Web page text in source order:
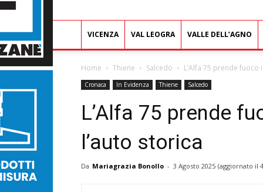
VICENZA VAL LEOGRA VALLE DELL’AGNO
Home Thiene Salcedo L’Alfa 75 prende
Cronaca In Evidenza Thiene Salcedo
L’Alfa 75 prende
l’auto storica
Da Mariagrazia Bonollo - 3 Agosto 2025 (aggiornato il